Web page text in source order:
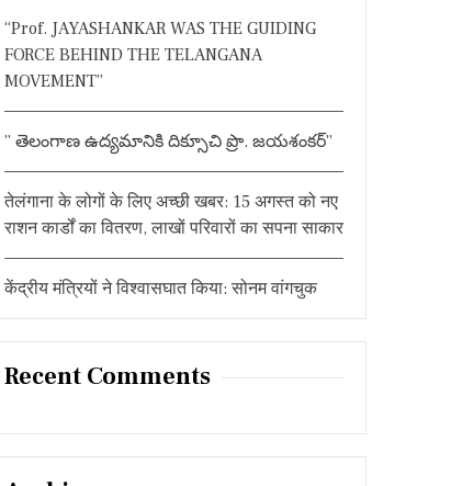
“Prof. JAYASHANKAR WAS THE GUIDING
FORCE BEHIND THE TELANGANA
MOVEMENT”
” తెలంగాణ ఉద్యమానికి దిక్సూచి ప్రొ. జయశంకర్”
तेलंगाना के लोगों के लिए अच्छी खबर: 15 अगस्त को नए
राशन कार्डों का वितरण, लाखों परिवारों का सपना साकार
केंद्रीय मंत्रियों ने विश्वासघात किया: सोनम वांगचुक
Recent Comments